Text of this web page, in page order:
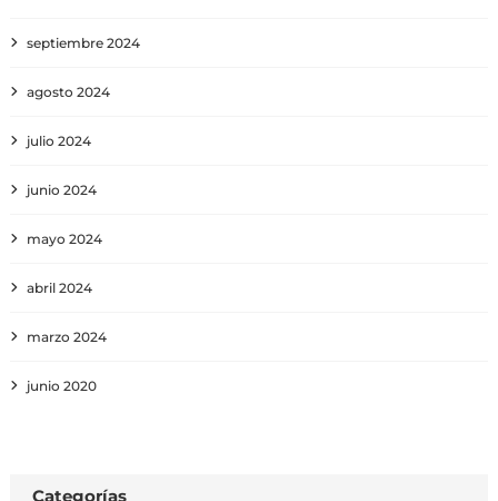
septiembre 2024
agosto 2024
julio 2024
junio 2024
mayo 2024
abril 2024
marzo 2024
junio 2020
Categorías